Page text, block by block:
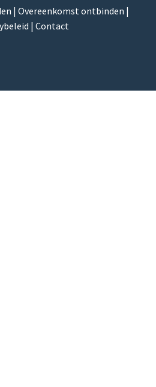
| Overeenkomst ontbinden |
| Contact